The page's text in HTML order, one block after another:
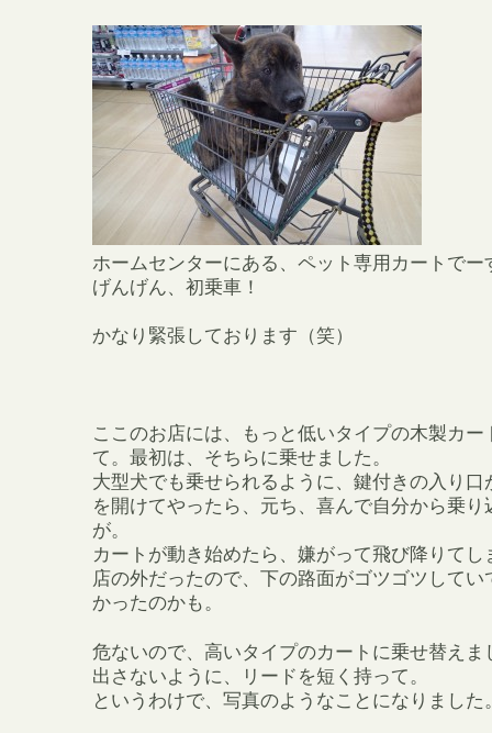
ホームセンターにある、ペット専用カートでー
げんげん、初乗車！
かなり緊張しております（笑）
ここのお店には、もっと低いタイプの木製カー
て。最初は、そちらに乗せました。
大型犬でも乗せられるように、鍵付きの入り口
を開けてやったら、元ち、喜んで自分から乗り
が。
カートが動き始めたら、嫌がって飛び降りてし
店の外だったので、下の路面がゴツゴツしてい
かったのかも。
危ないので、高いタイプのカートに乗せ替えま
出さないように、リードを短く持って。
というわけで、写真のようなことになりました